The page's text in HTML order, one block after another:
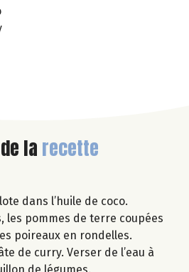
de la recette
dans l’huile de coco.
les pommes de terre coupées
poireaux en rondelles.
de curry. Verser de l’eau à